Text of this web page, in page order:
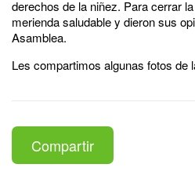
derechos de la niñez. Para cerrar
merienda saludable y dieron sus
Asamblea.
Les compartimos algunas fotos de
Compartir